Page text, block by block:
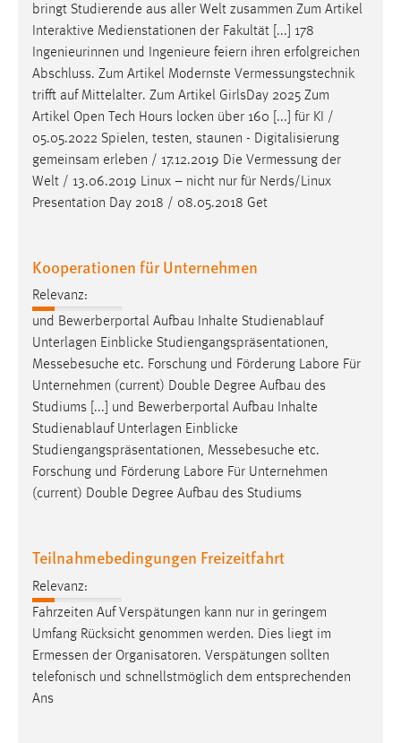
bringt Studierende aus aller Welt zusammen Zum Artikel
Interaktive Medienstationen der Fakultät [...] 178
Ingenieurinnen und Ingenieure feiern ihren erfolgreichen
Abschluss. Zum Artikel Modernste Vermessungstechnik
trifft auf Mittelalter. Zum Artikel GirlsDay 2025 Zum
Artikel Open Tech Hours locken über 160 [...] für KI /
05.05.2022 Spielen, testen, staunen - Digitalisierung
gemeinsam erleben / 17.12.2019 Die Vermessung der
Welt / 13.06.2019 Linux – nicht nur für Nerds/Linux
Presentation Day 2018 / 08.05.2018 Get
Kooperationen für Unternehmen
Relevanz:
und Bewerberportal Aufbau Inhalte Studienablauf
Unterlagen Einblicke Studiengangspräsentationen,
Messebesuche etc. Forschung und Förderung Labore Für
Unternehmen (current) Double Degree Aufbau des
Studiums [...] und Bewerberportal Aufbau Inhalte
Studienablauf Unterlagen Einblicke
Studiengangspräsentationen, Messebesuche etc.
Forschung und Förderung Labore Für Unternehmen
(current) Double Degree Aufbau des Studiums
Teilnahmebedingungen Freizeitfahrt
Relevanz:
Fahrzeiten Auf Verspätungen kann nur in geringem
Umfang Rücksicht genommen werden. Dies liegt im
Ermessen der Organisatoren. Verspätungen sollten
telefonisch und schnellstmöglich dem entsprechenden
Ans
Cookie Laufzeit:
24 Stunden
STATISTIK
Statistik Cookies erfassen Informationen anonym.
Diese Informationen helfen uns zu verstehen, wie
unsere Besucher unsere Website nutzen.
Name:
Zweck:
Zugriffsstatistik
Cookie Laufzeit:
Max. 13 Monate
MARKETING
Marketing Cookies werden von Drittanbietern
hinweg verfolgen.
Google Ads
Name:
_gcl_au